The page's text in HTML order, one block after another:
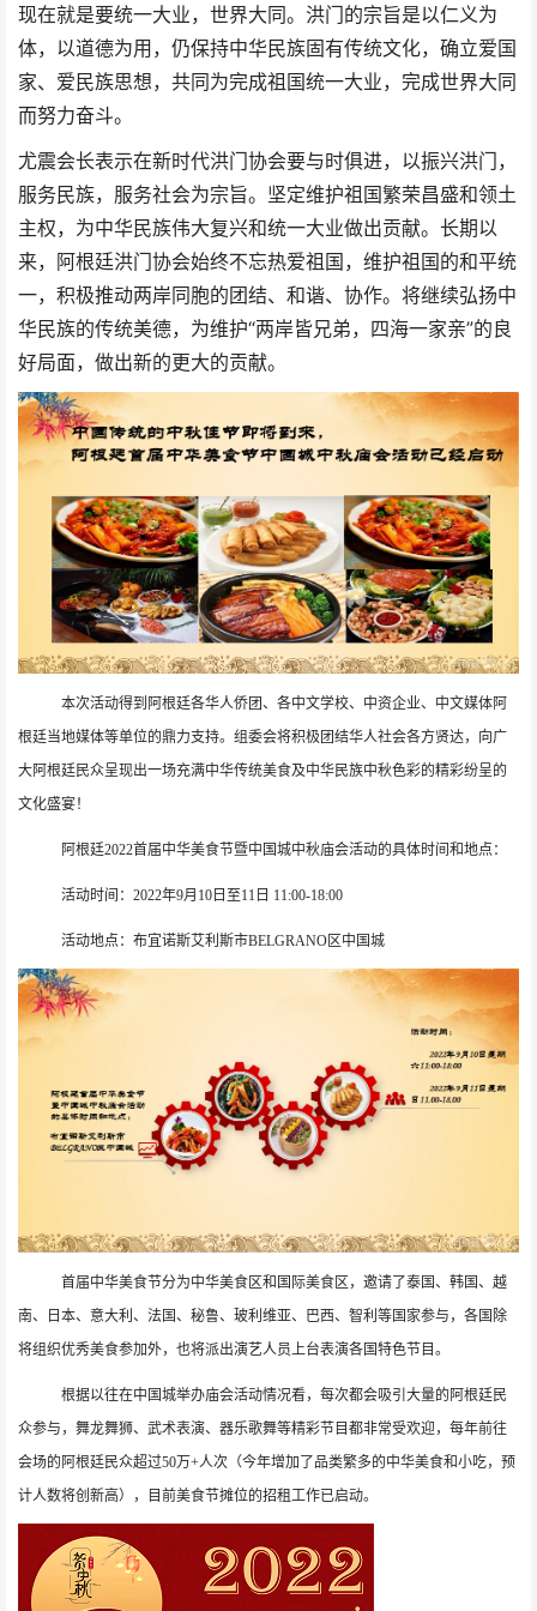
现在就是要统一大业，世界大同。洪门的宗旨是以仁义为
体，以道德为用，仍保持中华民族固有传统文化，确立爱国
家、爱民族思想，共同为完成祖国统一大业，完成世界大同
而努力奋斗。
尤震会长表示在新时代洪门协会要与时俱进，以振兴洪门，
服务民族，服务社会为宗旨。坚定维护祖国繁荣昌盛和领土
主权，为中华民族伟大复兴和统一大业做出贡献。长期以
来，阿根廷洪门协会始终不忘热爱祖国，维护祖国的和平统
一，积极推动两岸同胞的团结、和谐、协作。将继续弘扬中
华民族的传统美德，为维护“两岸皆兄弟，四海一家亲”的良
好局面，做出新的更大的贡献。
本次活动得到阿根廷各华人侨团、各中文学校、中资企业、中文媒体阿
根廷当地媒体等单位的鼎力支持。组委会将积极团结华人社会各方贤达，向广
大阿根廷民众呈现出一场充满中华传统美食及中华民族中秋色彩的精彩纷呈的
文化盛宴！
阿根廷2022首届中华美食节暨中国城中秋庙会活动的具体时间和地点：
活动时间： 2022年9月 10 日至11 日 11:00-18:00
活动地点：布宜诺斯艾利斯市BELGRANO 区中国城
首届中华美食节分为中华美食区和国际美食区，邀请了泰国、韩国、越
南、日本、意大利、法国、秘鲁、玻利维亚、巴西、智利等国家参与，各国除
将组织优秀美食参加外，也将派出演艺人员上台表演各国特色节目。
根据以往在中国城举办庙会活动情况看，每次都会吸引大量的阿根廷民
众参与，舞龙舞狮、武术表演、器乐歌舞等精彩节目都非常受欢迎，每年前往
会场的阿根廷民众超过50万+人次（今年增加了品类繁多的中华美食和小吃，预
计人数将创新高），目前美食节摊位的招租工作已启动。